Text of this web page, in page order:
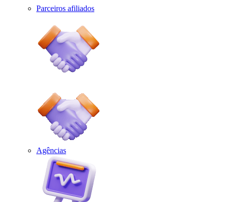
Parceiros afiliados
Agências